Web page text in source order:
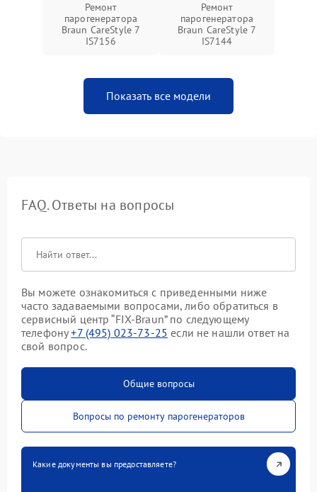
Ремонт
парогенератора
Braun CareStyle 7
IS7156
Ремонт
парогенератора
Braun CareStyle 7
IS7144
Показать все модели
FAQ. Ответы на вопросы
Вы можете ознакомиться с приведенными ниже
часто задаваемыми вопросами, либо обратиться в
сервисный центр “FIX-Braun” по следующему
телефону+7 (495) 023-73-25 если не нашли ответ на
свой вопрос.
Общие вопросы
Вопросы по ремонту парогенераторов
Какие документы вы предоставляете?